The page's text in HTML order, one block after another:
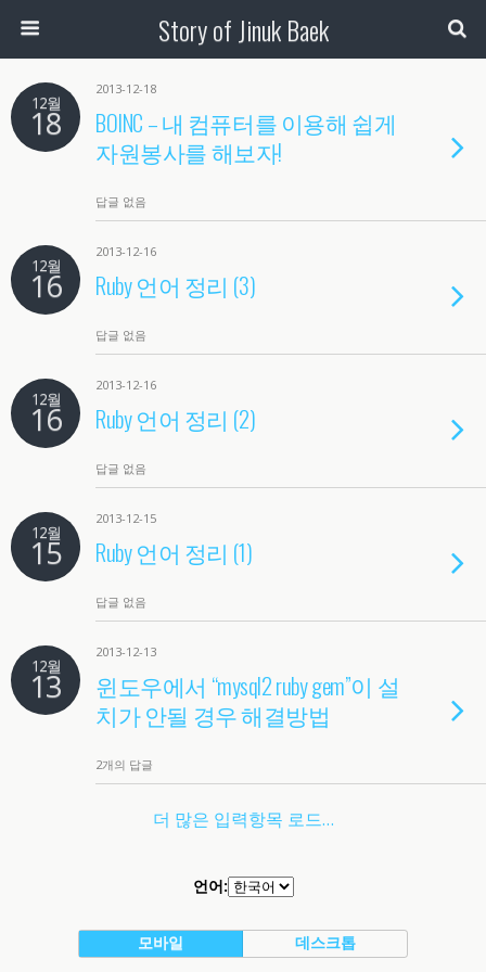
Story of Jinuk Baek
12월
18
2013-12-18
BOINC – 내 컴퓨터를 이용해 쉽게
자원봉사를 해보자!
답글 없음
12월
16
2013-12-16
Ruby 언어 정리 (3)
답글 없음
12월
16
2013-12-16
Ruby 언어 정리 (2)
답글 없음
12월
15
2013-12-15
Ruby 언어 정리 (1)
답글 없음
12월
13
2013-12-13
윈도우에서 “mysql2 ruby gem”이 설
치가 안될 경우 해결방법
2개의 답글
더 많은 입력항목 로드…
언어:
모바일 데스크톱